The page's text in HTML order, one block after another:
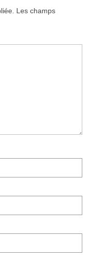
Les champs